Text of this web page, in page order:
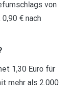
von
€ nach
1,30 Euro für
mehr als 2.000